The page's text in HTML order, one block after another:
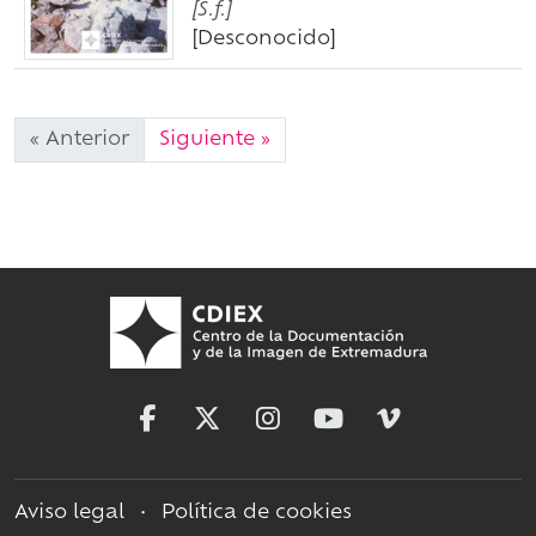
[S.f.]
[Desconocido]
« Anterior Siguiente »
Aviso legal • Política de cookies